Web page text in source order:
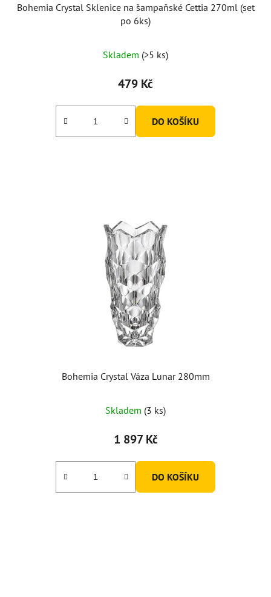
Bohemia Crystal Sklenice na šampaňské Cettia 270ml (set
po 6ks)
Skladem (>5 ks)
479 Kč
DO KOŠÍKU
Bohemia Crystal Váza Lunar 280mm
Skladem (3 ks)
1 897 Kč
DO KOŠÍKU